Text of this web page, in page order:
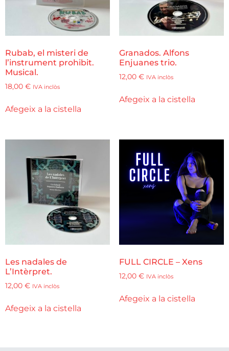
Rubab, el misteri de
l’instrument prohibit.
Musical.
18,00 € IVA inclòs
Afegeix a la cistella
Granados. Alfons
Enjuanes trio.
12,00 € IVA inclòs
Afegeix a la cistella
Les nadales de
L’Intèrpret.
12,00 € IVA inclòs
Afegeix a la cistella
FULL CIRCLE – Xens
12,00 € IVA inclòs
Afegeix a la cistella